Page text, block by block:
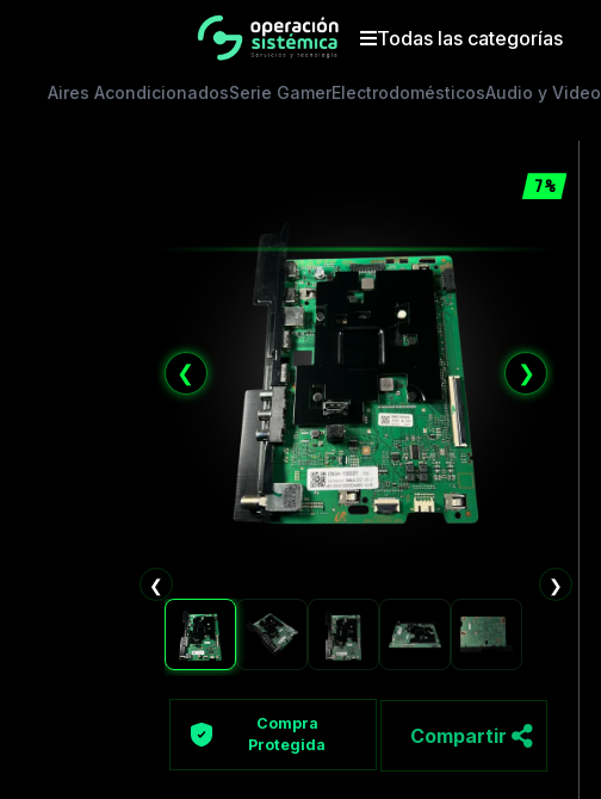
Todas las categorías
Aires AcondicionadosSerie GamerElectrodomésticosAudio y Video
7%
❮ ❯
❮ ❯
Compra
Protegida
Compartir